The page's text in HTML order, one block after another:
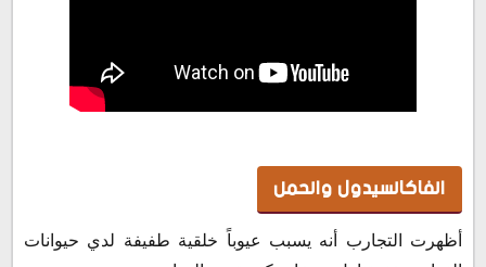
الفاكالسيدول والحمل
أظهرت التجارب أنه يسبب عيوباً خلقية طفيفة لدي حيوانات